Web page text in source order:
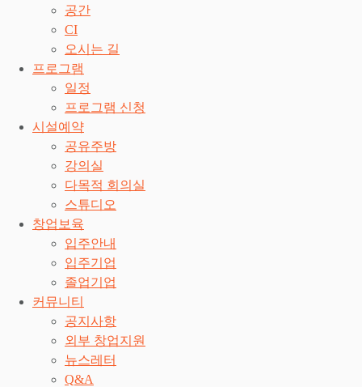
공간
CI
오시는 길
프로그램
일정
프로그램 신청
시설예약
공유주방
강의실
다목적 회의실
스튜디오
창업보육
입주안내
입주기업
졸업기업
커뮤니티
공지사항
외부 창업지원
뉴스레터
Q&A